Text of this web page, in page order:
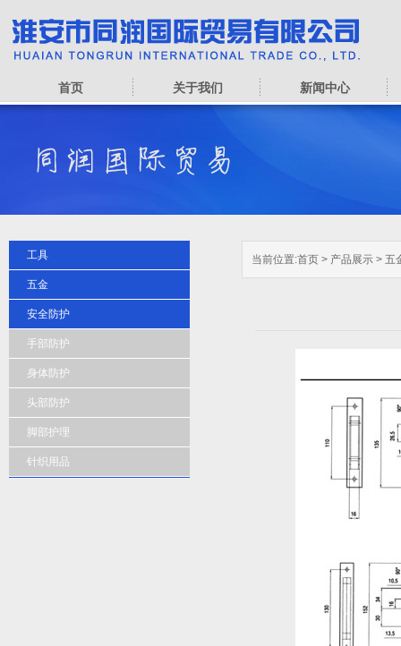
首页 关于我们 新闻中心
当前位置:首页 > 产品展示 > 五
工具
五金
安全防护
手部防护
身体防护
头部防护
脚部护理
针织用品